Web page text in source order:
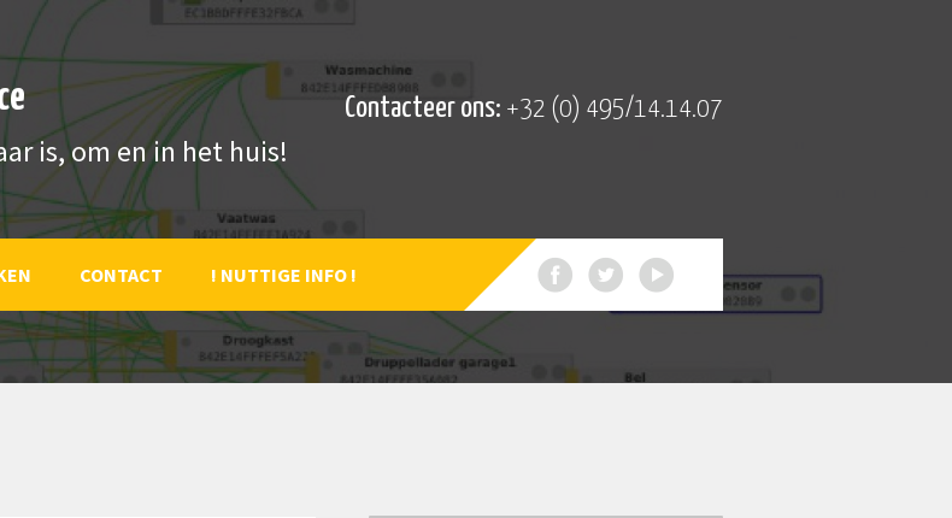
is, om en in het huis!
Contacteer ons: +32 (0) 495/14.14.07
CONTACT ! NUTTIGE INFO !